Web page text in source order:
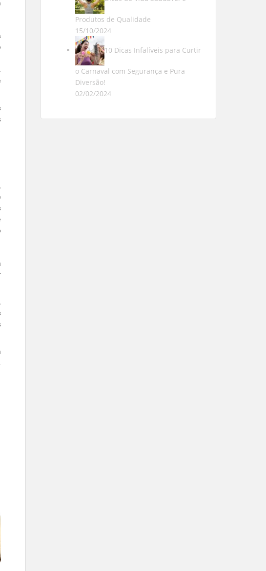
Produtos de Qualidade
15/10/2024
10 Dicas Infalíveis para Curtir
o Carnaval com Segurança e Pura
Diversão!
02/02/2024